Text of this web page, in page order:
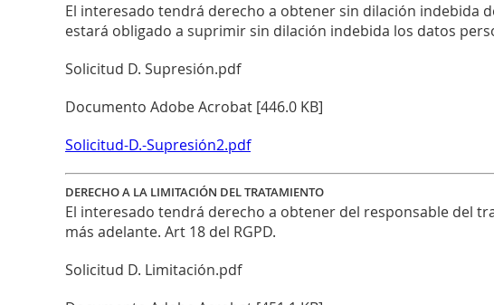
El interesado tendrá derecho a obtener sin dilación indebida
estará obligado a suprimir sin dilación indebida los datos
Solicitud D. Supresión.pdf
Documento Adobe Acrobat [446.0 KB]
Solicitud-D.-Supresión2.pdf
DERECHO A LA LIMITACIÓN DEL TRATAMIENTO
El interesado tendrá derecho a obtener del responsable del
más adelante. Art 18 del RGPD.
Solicitud D. Limitación.pdf